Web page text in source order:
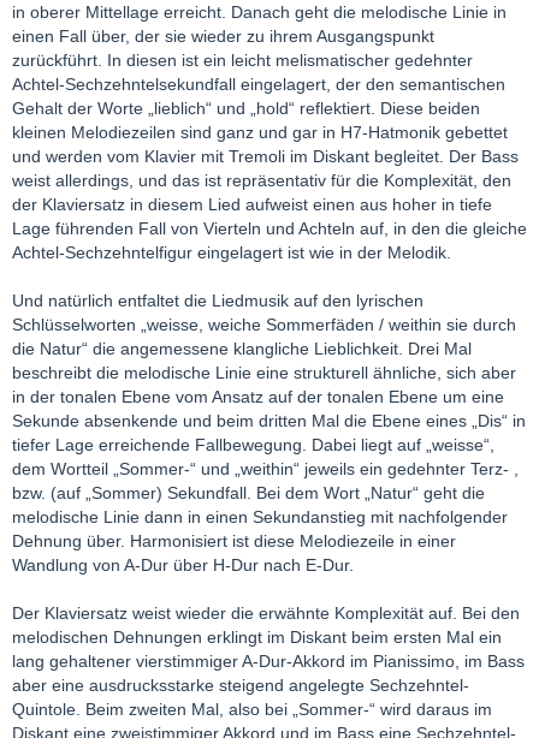
in oberer Mittellage erreicht. Danach geht die melodische Linie in
einen Fall über, der sie wieder zu ihrem Ausgangspunkt
zurückführt. In diesen ist ein leicht melismatischer gedehnter
Achtel-Sechzehntelsekundfall eingelagert, der den semantischen
Gehalt der Worte „lieblich“ und „hold“ reflektiert. Diese beiden
kleinen Melodiezeilen sind ganz und gar in H7-Hatmonik gebettet
und werden vom Klavier mit Tremoli im Diskant begleitet. Der Bass
weist allerdings, und das ist repräsentativ für die Komplexität, den
der Klaviersatz in diesem Lied aufweist einen aus hoher in tiefe
Lage führenden Fall von Vierteln und Achteln auf, in den die gleiche
Achtel-Sechzehntelfigur eingelagert ist wie in der Melodik.
Und natürlich entfaltet die Liedmusik auf den lyrischen
Schlüsselworten „weisse, weiche Sommerfäden / weithin sie durch
die Natur“ die angemessene klangliche Lieblichkeit. Drei Mal
beschreibt die melodische Linie eine strukturell ähnliche, sich aber
in der tonalen Ebene vom Ansatz auf der tonalen Ebene um eine
Sekunde absenkende und beim dritten Mal die Ebene eines „Dis“ in
tiefer Lage erreichende Fallbewegung. Dabei liegt auf „weisse“,
dem Wortteil „Sommer-“ und „weithin“ jeweils ein gedehnter Terz- ,
bzw. (auf „Sommer) Sekundfall. Bei dem Wort „Natur“ geht die
melodische Linie dann in einen Sekundanstieg mit nachfolgender
Dehnung über. Harmonisiert ist diese Melodiezeile in einer
Wandlung von A-Dur über H-Dur nach E-Dur.
Der Klaviersatz weist wieder die erwähnte Komplexität auf. Bei den
melodischen Dehnungen erklingt im Diskant beim ersten Mal ein
lang gehaltener vierstimmiger A-Dur-Akkord im Pianissimo, im Bass
aber eine ausdrucksstarke steigend angelegte Sechzehntel-
Quintole. Beim zweiten Mal, also bei „Sommer-“ wird daraus im
Diskant eine zweistimmiger Akkord und im Bass eine Sechzehntel-